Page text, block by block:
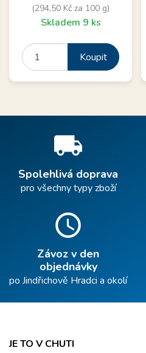
(294,50 Kč za 100 g)
Skladem 9 ks
Koupit
local_shipping
Spolehlivá doprava
pro všechny typy zboží
schedule
Závoz v den
objednávky
po Jindřichově Hradci a okolí
JE TO V CHUTI